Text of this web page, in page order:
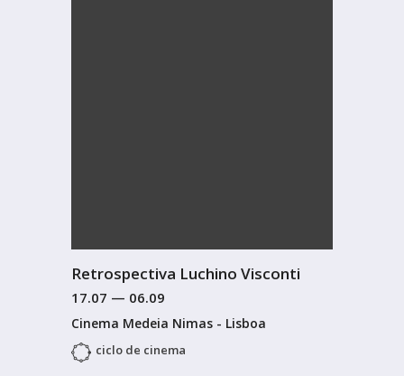
Retrospectiva Luchino Visconti
17.07 — 06.09
Cinema Medeia Nimas - Lisboa
ciclo de cinema